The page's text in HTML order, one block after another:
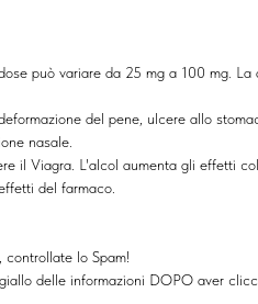
può variare da 25 mg a 100 mg.
del pene, ulcere allo
nasale.
il Viagra. L'alcol aumenta gli effetti
del farmaco.
lo Spam!
delle informazioni DOPO aver